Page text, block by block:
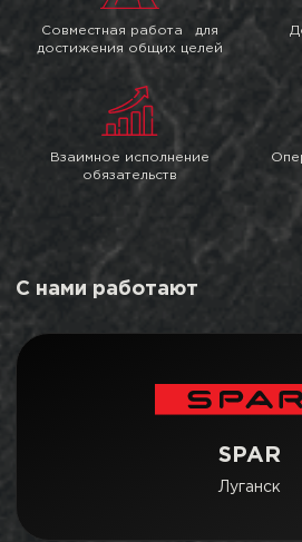
Совместная работа для
достижения общих целей
Взаимное исполнение
обязательств
С нами работают
SPAR
Луганск